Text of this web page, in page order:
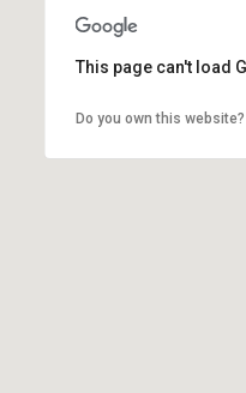
This page can't load
Do you own this website?